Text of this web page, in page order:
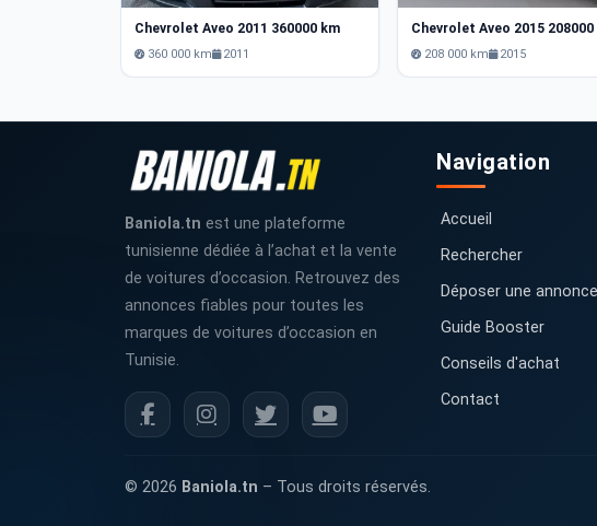
Chevrolet Aveo 2011 360000 km
360 000 km 2011
Chevrolet Aveo 2015 208000
208 000 km 2015
Baniola.tn est une plateforme
tunisienne dédiée à l’achat et la vente
de voitures d’occasion. Retrouvez des
annonces fiables pour toutes les
marques de voitures d’occasion en
Tunisie.
Navigation
Accueil
Rechercher
Déposer une annonce
Guide Booster
Conseils d'achat
Contact
© 2026 Baniola.tn – Tous droits réservés.